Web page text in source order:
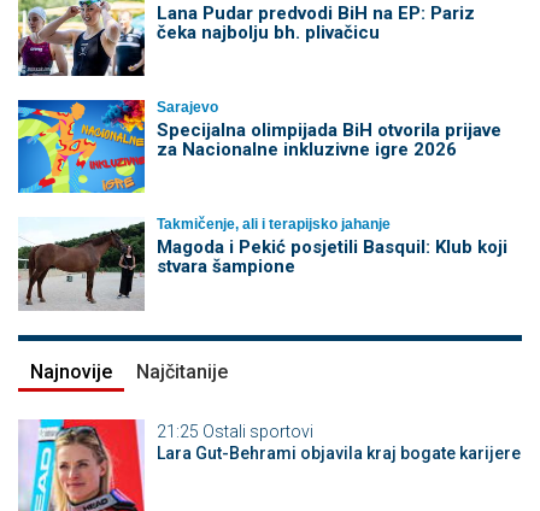
Lana Pudar predvodi BiH na EP: Pariz
čeka najbolju bh. plivačicu
Sarajevo
Specijalna olimpijada BiH otvorila prijave
za Nacionalne inkluzivne igre 2026
Takmičenje, ali i terapijsko jahanje
Magoda i Pekić posjetili Basquil: Klub koji
stvara šampione
Najnovije Najčitanije
21:25 Ostali sportovi
Lara Gut-Behrami objavila kraj bogate karijere